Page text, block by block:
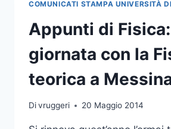
COMUNICATI STAMPA UNIVERSITÀ
Appunti di
giornata con la
teorica a
Divruggeri 20 Maggio 2014